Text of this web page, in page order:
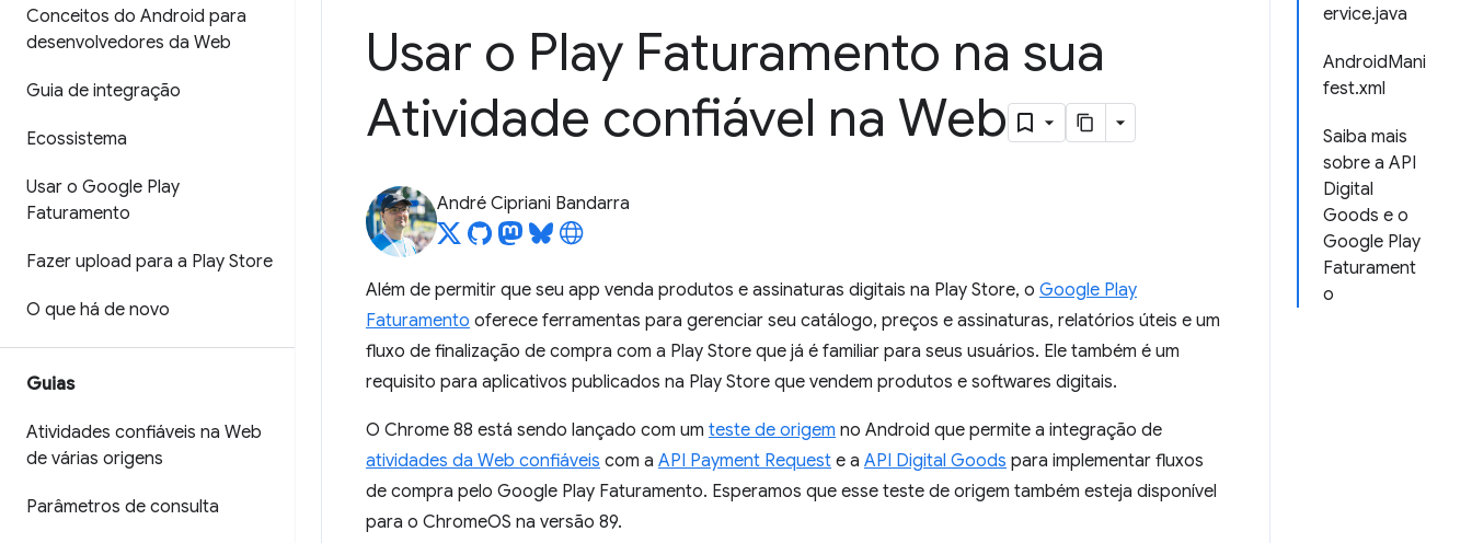
Conceitos do Android para
desenvolvedores da Web
Guia de integração
Ecossistema
Usar o Google Play
Faturamento
Fazer upload para a Play Store
O que há de novo
Guias
Atividades confiáveis na Web
de várias origens
Parâmetros de consulta
ervice.java
AndroidMani
fest.xml
Saiba mais
sobre a API
Digital
Goods e o
Google Play
Faturament
o
Usar o Play Faturamento na sua
Atividade confiável na Web
André Cipriani Bandarra
Além de permitir que seu app venda produtos e assinaturas digitais na Play Store, o Google Play
Faturamento oferece ferramentas para gerenciar seu catálogo, preços e assinaturas, relatórios úteis e um
fluxo de finalização de compra com a Play Store que já é familiar para seus usuários. Ele também é um
requisito para aplicativos publicados na Play Store que vendem produtos e softwares digitais.
O Chrome 88 está sendo lançado com um teste de origem no Android que permite a integração de
atividades da Web confiáveis com a API Payment Request e a API Digital Goods para implementar fluxos
de compra pelo Google Play Faturamento. Esperamos que esse teste de origem também esteja disponível
para o ChromeOS na versão 89.